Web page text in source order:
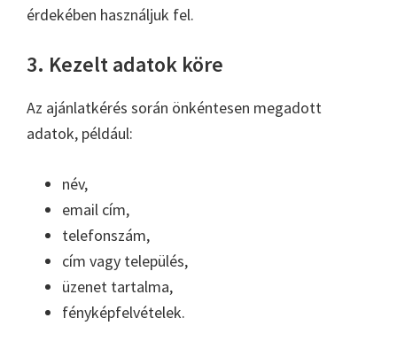
érdekében használjuk fel.
3. Kezelt adatok köre
Az ajánlatkérés során önkéntesen megadott
adatok, például:
név,
email cím,
telefonszám,
cím vagy település,
üzenet tartalma,
fényképfelvételek.